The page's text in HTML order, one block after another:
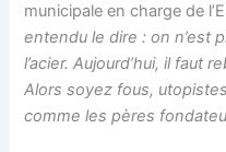
municipale en charge de
entendu le dire : on n’est
l’acier. Aujourd’hui, il faut
Alors soyez fous,
comme les pères